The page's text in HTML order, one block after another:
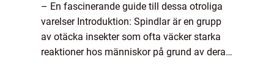
– En fascinerande guide till dessa otroliga
varelser Introduktion: Spindlar är en grupp
av otäcka insekter som ofta väcker starka
reaktioner hos människor på grund av deras